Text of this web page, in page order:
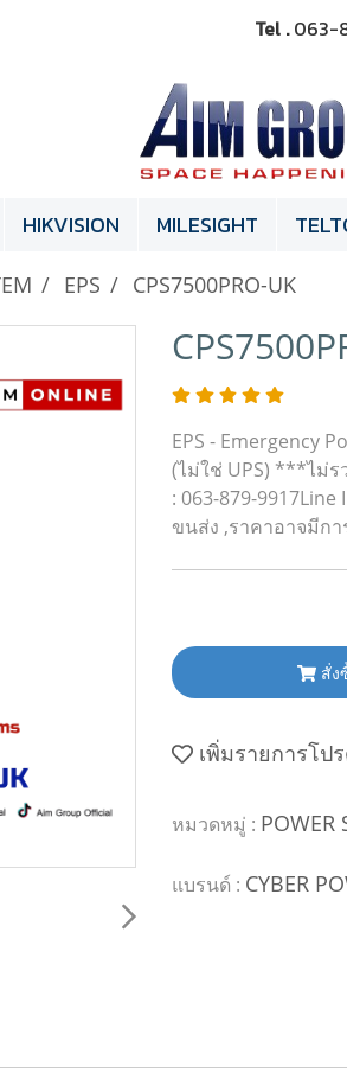
Tel .063-
HIKVISION MILESIGHT
EPS CPS7500PRO-UK
EPS - Emergency
(ไม่ใช่ UPS) ***ไม่
: 063-879-
ขนส่ง ,ราคาอาจมีก
สั่ง
เพิ่มรายการโป
หมวดหมู่ : POWER
แบรนด์ : CYBER